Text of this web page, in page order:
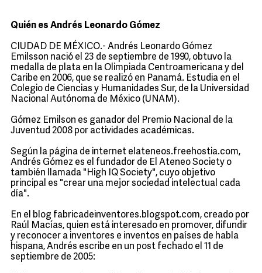
Quién es Andrés Leonardo Gómez
CIUDAD DE MÉXICO.- Andrés Leonardo Gómez
Emilsson nació el 23 de septiembre de 1990, obtuvo la
medalla de plata en la Olimpiada Centroamericana y del
Caribe en 2006, que se realizó en Panamá. Estudia en el
Colegio de Ciencias y Humanidades Sur, de la Universidad
Nacional Autónoma de México (UNAM).
Gómez Emilson es ganador del Premio Nacional de la
Juventud 2008 por actividades académicas.
Según la página de internet elateneos.freehostia.com,
Andrés Gómez es el fundador de El Ateneo Society o
también llamada "High IQ Society", cuyo objetivo
principal es "crear una mejor sociedad intelectual cada
día".
En el blog fabricadeinventores.blogspot.com, creado por
Raúl Macías, quien está interesado en promover, difundir
y reconocer a inventores e inventos en países de habla
hispana, Andrés escribe en un post fechado el 11 de
septiembre de 2005: